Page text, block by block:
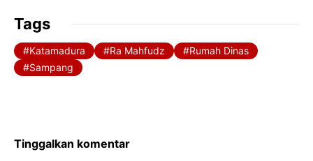
Tags
Katamadura Ra Mahfudz
Rumah Dinas
Sampang
Tinggalkan komentar